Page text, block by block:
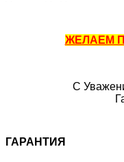
ЖЕЛАЕМ
С
ГАРАНТИЯ